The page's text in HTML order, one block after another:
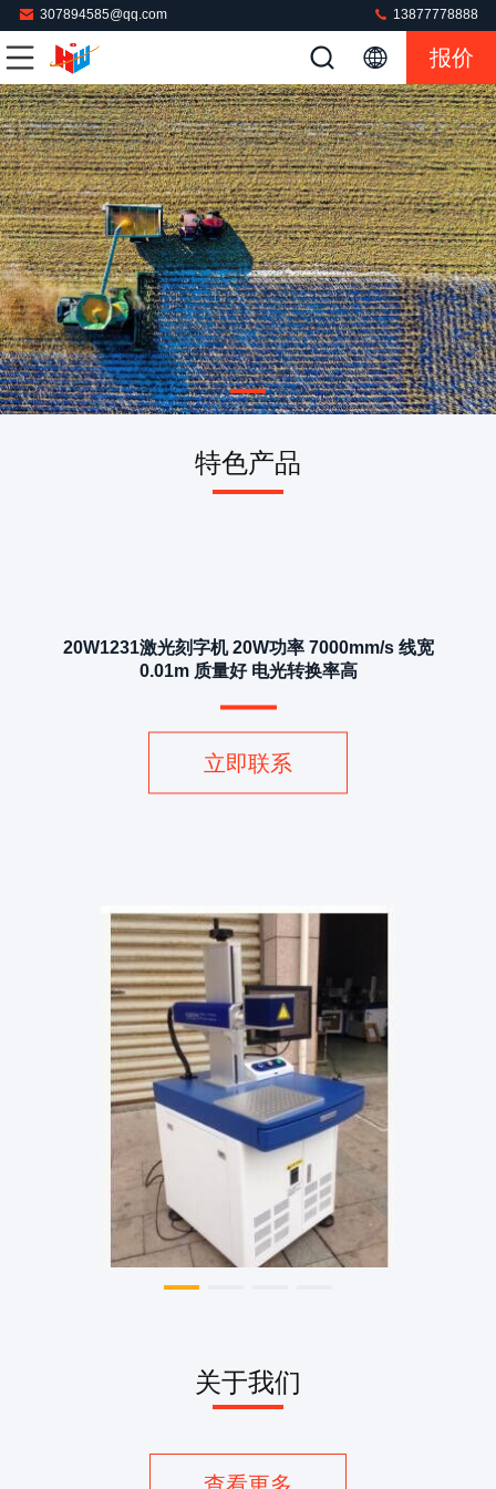
307894585@qq.com 13877778888
报价
特色产品
20W1231激光刻字机 20W功率 7000mm/s 线宽
0.01m 质量好 电光转换率高
立即联系
关于我们